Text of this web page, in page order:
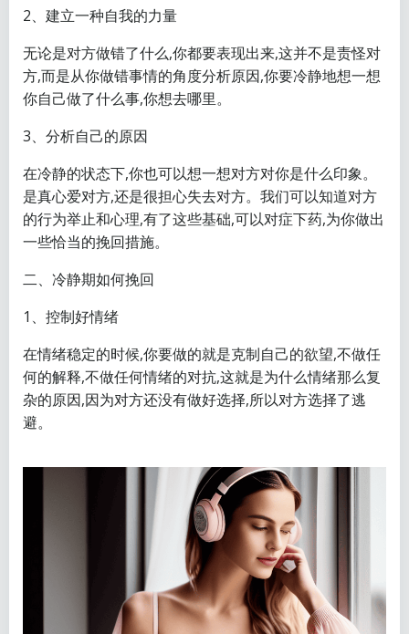
2、建立一种自我的力量
无论是对方做错了什么,你都要表现出来,这并不是责怪对
方,而是从你做错事情的角度分析原因,你要冷静地想一想
你自己做了什么事,你想去哪里。
3、分析自己的原因
在冷静的状态下,你也可以想一想对方对你是什么印象。
是真心爱对方,还是很担心失去对方。我们可以知道对方
的行为举止和心理,有了这些基础,可以对症下药,为你做出
一些恰当的挽回措施。
二、冷静期如何挽回
1、控制好情绪
在情绪稳定的时候,你要做的就是克制自己的欲望,不做任
何的解释,不做任何情绪的对抗,这就是为什么情绪那么复
杂的原因,因为对方还没有做好选择,所以对方选择了逃
避。